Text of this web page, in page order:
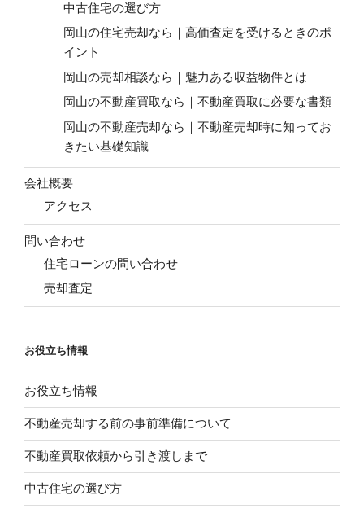
中古住宅の選び方
岡山の住宅売却なら｜高価査定を受けるときのポ
イント
岡山の売却相談なら｜魅力ある収益物件とは
岡山の不動産買取なら｜不動産買取に必要な書類
岡山の不動産売却なら｜不動産売却時に知ってお
きたい基礎知識
会社概要
アクセス
問い合わせ
住宅ローンの問い合わせ
売却査定
お役立ち情報
お役立ち情報
不動産売却する前の事前準備について
不動産買取依頼から引き渡しまで
中古住宅の選び方